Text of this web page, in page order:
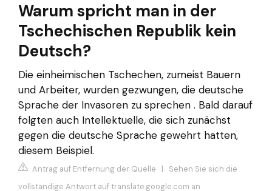
Warum spricht man in der
Tschechischen Republik kein
Deutsch?
Die einheimischen Tschechen, zumeist Bauern
und Arbeiter, wurden gezwungen, die deutsche
Sprache der Invasoren zu sprechen . Bald darauf
folgten auch Intellektuelle, die sich zunächst
gegen die deutsche Sprache gewehrt hatten,
diesem Beispiel.
Antrag auf Entfernung der Quelle | Sehen Sie sich die
vollständige Antwort auf translate.google.com an